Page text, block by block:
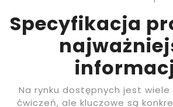
Specyfikacja
Na rynku dostępnych jest
ćwiczeń, ale kluczowe są